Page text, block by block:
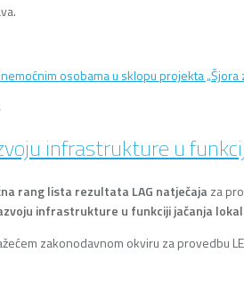
osobama u sklopu projekta „Šjora
infrastrukture u
rang lista rezultata LAG natječaja za
infrastrukture u funkciji jačanja
zakonodavnom okviru za provedbu